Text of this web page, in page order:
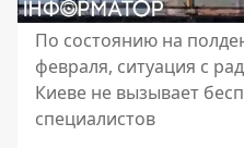
По состоянию на
февраля, ситуация с
Киеве не вызывает
специалистов